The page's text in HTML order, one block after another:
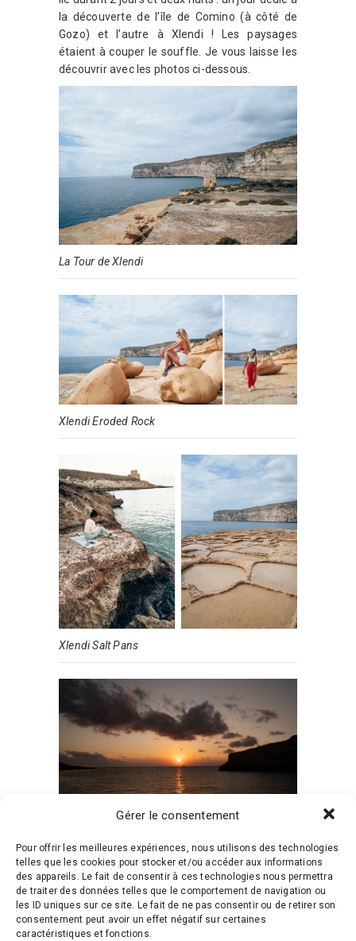
Gérer le consentement
Pour offrir les meilleures expériences, nous utilisons des technologies
telles que les cookies pour stocker et/ou accéder aux informations
des appareils. Le fait de consentir à ces technologies nous permettra
de traiter des données telles que le comportement de navigation ou
les ID uniques sur ce site. Le fait de ne pas consentir ou de retirer son
consentement peut avoir un effet négatif sur certaines
caractéristiques et fonctions.
la découverte de l’île de Comino (à côté de
Gozo) et l’autre à Xlendi ! Les paysages
étaient à couper le souffle. Je vous laisse les
découvrir avec les photos ci-dessous.
La Tour de Xlendi
Xlendi Eroded Rock
Xlendi Salt Pans
8. Passer une journée sur
l’île de Comino et son Blue
Lagoon